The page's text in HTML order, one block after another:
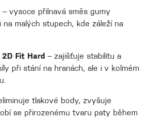
– vysoce přilnavá směs gumy
malých stupech, kde záleží na
Fit Hard – zajišťuje stabilitu a
při stání na hranách, ale i v kolmém
tlakové body, zvyšuje
se přirozenému tvaru paty během